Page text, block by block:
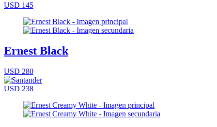
USD 145
Ernest Black
USD 280
USD 238